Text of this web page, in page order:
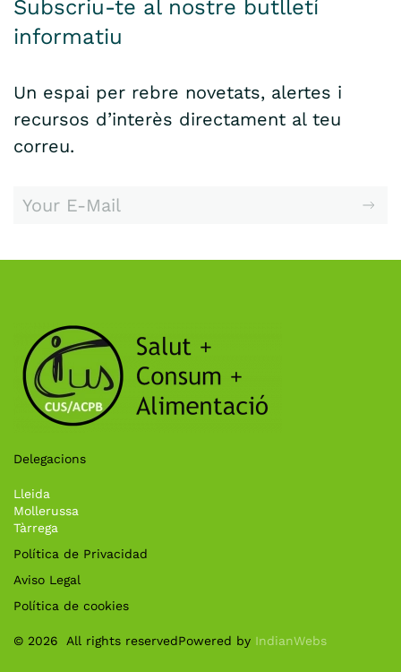
Subscriu-te al nostre butlletí
informatiu
Un espai per rebre novetats, alertes i
recursos d’interès directament al teu
correu.
Delegacions
Lleida
Mollerussa
Tàrrega
Política de Privacidad
Aviso Legal
Política de cookies
© 2026 All rights reservedPowered by IndianWebs